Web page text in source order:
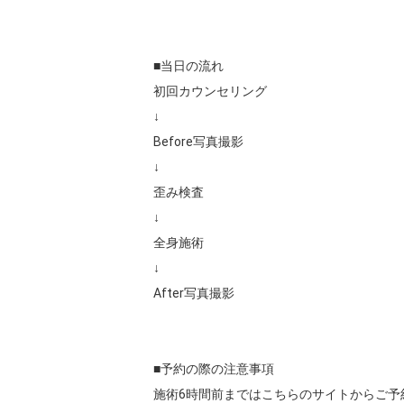
■当日の流れ
初回カウンセリング
↓
Before写真撮影
↓
歪み検査
↓
全身施術
↓
After写真撮影
■予約の際の注意事項
施術6時間前まではこちらのサイトからご予